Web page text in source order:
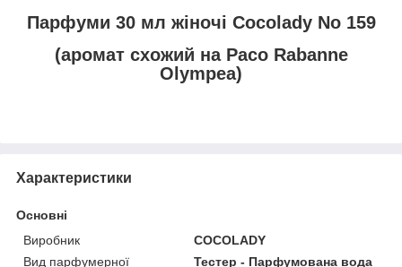
Парфуми 30 мл жіночі Cocolady No 159
(аромат схожий на Paco Rabanne
Olympea)
Характеристики
Основні
Виробник
COCOLADY
Вид парфумерної
Тестер - Парфумована вода